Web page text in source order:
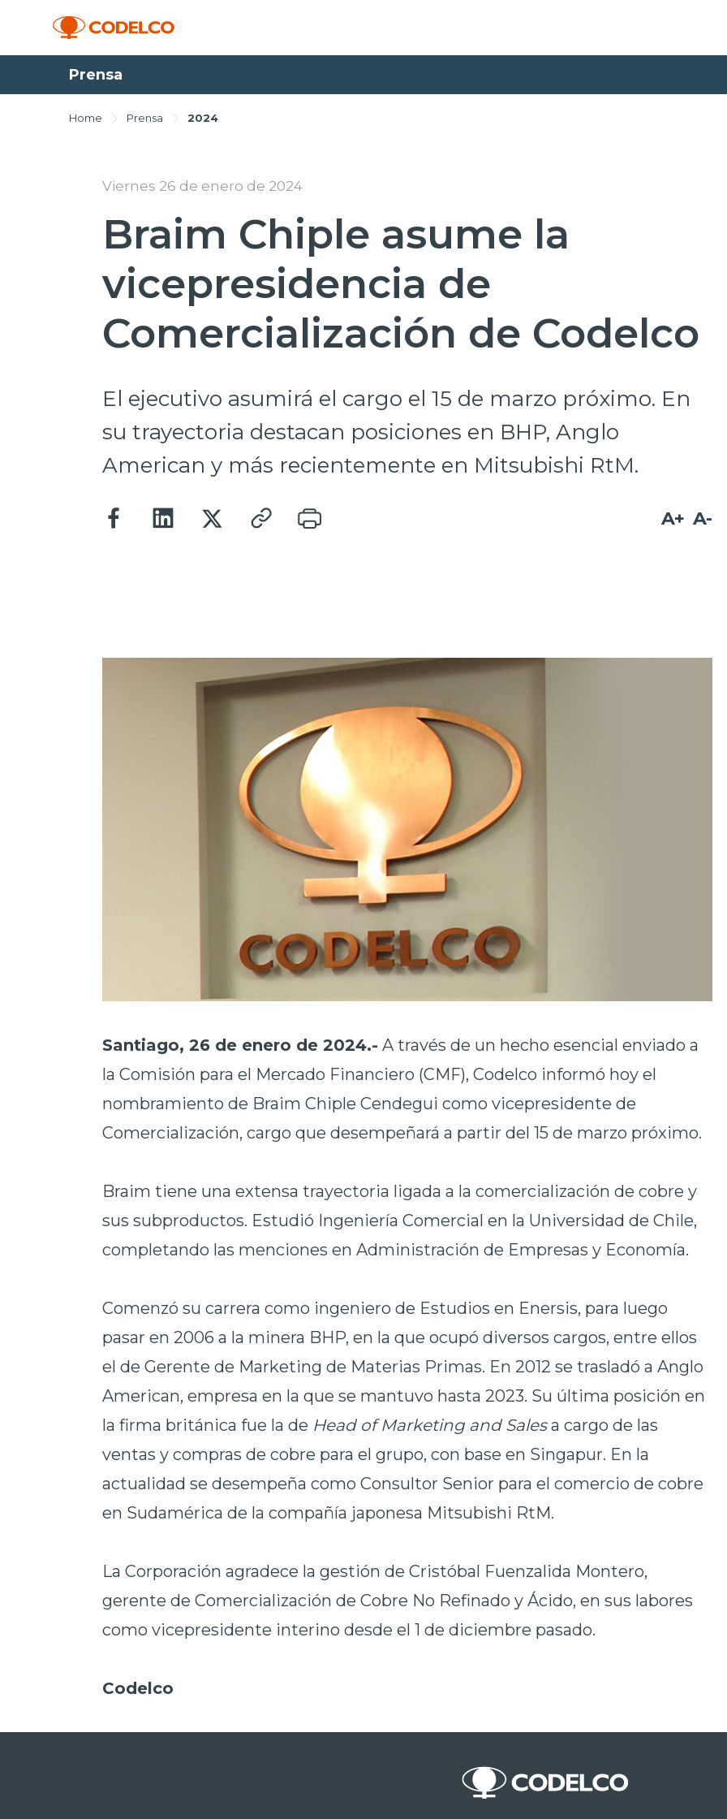
Prensa
Home Prensa 2024
Viernes 26 de enero de 2024
Braim Chiple asume la
vicepresidencia de
Comercialización de Codelco
El ejecutivo asumirá el cargo el 15 de marzo próximo. En
su trayectoria destacan posiciones en BHP, Anglo
American y más recientemente en Mitsubishi RtM.
A+ A-
Santiago, 26 de enero de 2024.- A través de un hecho esencial enviado a
la Comisión para el Mercado Financiero (CMF), Codelco informó hoy el
nombramiento de Braim Chiple Cendegui como vicepresidente de
Comercialización, cargo que desempeñará a partir del 15 de marzo próximo.
Braim tiene una extensa trayectoria ligada a la comercialización de cobre y
sus subproductos. Estudió Ingeniería Comercial en la Universidad de Chile,
completando las menciones en Administración de Empresas y Economía.
Comenzó su carrera como ingeniero de Estudios en Enersis, para luego
pasar en 2006 a la minera BHP, en la que ocupó diversos cargos, entre ellos
el de Gerente de Marketing de Materias Primas. En 2012 se trasladó a Anglo
American, empresa en la que se mantuvo hasta 2023. Su última posición en
la firma británica fue la de Head of Marketing and Salesa cargo de las
ventas y compras de cobre para el grupo, con base en Singapur. En la
actualidad se desempeña como Consultor Senior para el comercio de cobre
en Sudamérica de la compañía japonesa Mitsubishi RtM.
La Corporación agradece la gestión de Cristóbal Fuenzalida Montero,
gerente de Comercialización de Cobre No Refinado y Ácido, en sus labores
como vicepresidente interino desde el 1 de diciembre pasado.
Codelco